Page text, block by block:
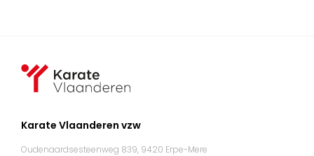
Karate Vlaanderen vzw
Oudenaardsesteenweg 839, 9420 Erpe-Mere